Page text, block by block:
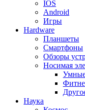
IOS
Android
Игры
Hardware
Планшеты
Смартфоны
Обзоры
Носимая
Наука